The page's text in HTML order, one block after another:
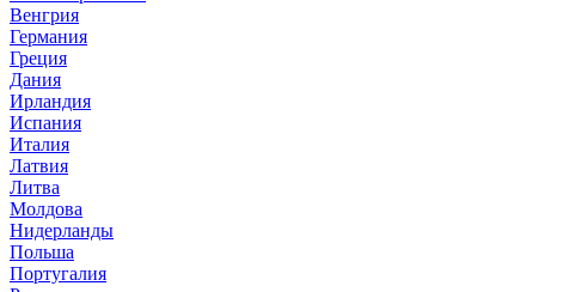
Венгрия
Германия
Греция
Дания
Ирландия
Испания
Италия
Латвия
Литва
Молдова
Нидерланды
Польша
Португалия